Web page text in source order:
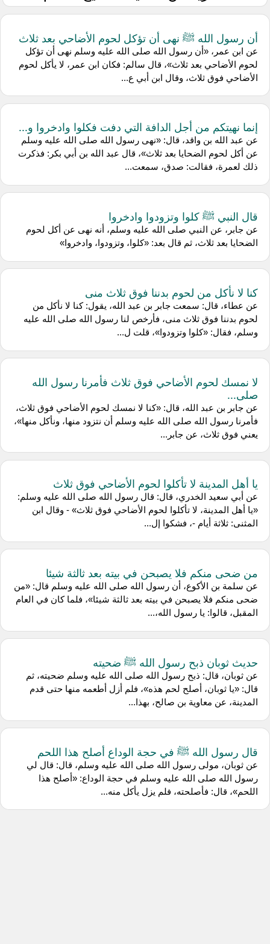
أن رسول الله ﷺ نهى أن تؤكل لحوم الأضاحي بعد ثلاث
عن ابن عمر، «أن رسول الله صلى الله عليه وسلم نهى أن تؤكل
لحوم الأضاحي بعد ثلاث»، قال سالم: فكان ابن عمر، لا يأكل لحوم
الأضاحي فوق ثلاث، وقال ابن أبي ع...
إنما نهيتكم من أجل الدافة التي دفت فكلوا وادخروا و...
عن عبد الله بن واقد، قال: «نهى رسول الله صلى الله عليه وسلم
عن أكل لحوم الضحايا بعد ثلاث»، قال عبد الله بن أبي بكر: فذكرت
ذلك لعمرة، فقالت: صدق، سمعت...
قال النبي ﷺ كلوا وتزودوا وادخروا
عن جابر، عن النبي صلى الله عليه وسلم، أنه نهى عن أكل لحوم
الضحايا بعد ثلاث، ثم قال بعد: «كلوا، وتزودوا، وادخروا»
كنا لا نأكل من لحوم بدننا فوق ثلاث منى
عن عطاء، قال: سمعت جابر بن عبد الله، يقول: كنا لا نأكل من
لحوم بدننا فوق ثلاث منى، فأرخص لنا رسول الله صلى الله عليه
وسلم، فقال: «كلوا وتزودوا»، قلت ل...
لا نمسك لحوم الأضاحي فوق ثلاث فأمرنا رسول الله
صلى...
عن جابر بن عبد الله، قال: «كنا لا نمسك لحوم الأضاحي فوق ثلاث،
فأمرنا رسول الله صلى الله عليه وسلم أن نتزود منها، ونأكل منها»،
يعني فوق ثلاث، عن جابر...
يا أهل المدينة لا تأكلوا لحوم الأضاحي فوق ثلاث
عن أبي سعيد الخدري، قال: قال رسول الله صلى الله عليه وسلم:
«يا أهل المدينة، لا تأكلوا لحوم الأضاحي فوق ثلاث» - وقال ابن
المثنى: ثلاثة أيام -، فشكوا إل...
من ضحى منكم فلا يصبحن في بيته بعد ثالثة شيئا
عن سلمة بن الأكوع، أن رسول الله صلى الله عليه وسلم قال: «من
ضحى منكم فلا يصبحن في بيته بعد ثالثة شيئا»، فلما كان في العام
المقبل، قالوا: يا رسول الله،...
حديث ثوبان ذبح رسول الله ﷺ ضحيته
عن ثوبان، قال: ذبح رسول الله صلى الله عليه وسلم ضحيته، ثم
قال: «يا ثوبان، أصلح لحم هذه»، فلم أزل أطعمه منها حتى قدم
المدينة، عن معاوية بن صالح، بهذا...
قال رسول الله ﷺ في حجة الوداع أصلح هذا اللحم
عن ثوبان، مولى رسول الله صلى الله عليه وسلم، قال: قال لي
رسول الله صلى الله عليه وسلم في حجة الوداع: «أصلح هذا
اللحم»، قال: فأصلحته، فلم يزل يأكل منه...